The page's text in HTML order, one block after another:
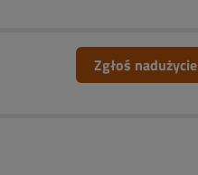
Zgłoś nadużycie